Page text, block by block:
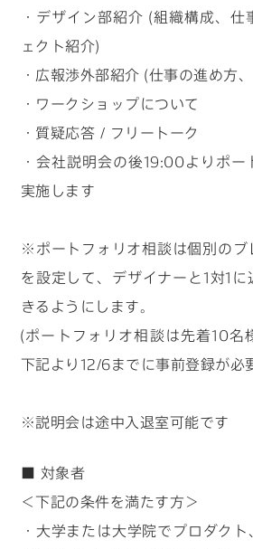
・デザイン部紹介 (組織構成、
ェクト紹介)
・広報渉外部紹介 (仕事の進め方
・ワークショップについて
・質疑応答 / フリートーク
・会社説明会の後19:00よりポー
実施します
※ポートフォリオ相談は個別のブ
を設定して、デザイナーと1対1
きるようにします。
(ポートフォリオ相談は先着10名
下記より12/6までに事前登録が必
※説明会は途中入退室可能です
■ 対象者
＜下記の条件を満たす方＞
・大学または大学院でプロダク